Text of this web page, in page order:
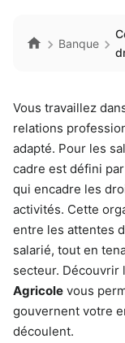
Banque
Vous travaillez
relations
adapté. Pour les
cadre est défini
qui encadre les
activités. Cette
entre les attentes
salarié, tout en
secteur. Découvrir
Agricole vous
gouvernent votre
découlent.